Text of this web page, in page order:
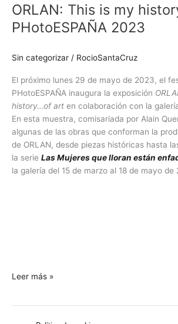
ORLAN: This is my
PHotoESPAÑA 2023
Sin categorizar / RocioSantaCruz
El próximo lunes 29 de mayo de 2023, el
PHotoESPAÑA inaugura la exposición
history…of art en colaboración con la
En esta muestra, comisariada por Alain
algunas de las obras que conforman la
de ORLAN, desde piezas históricas hasta
la serie Las Mujeres que lloran están
la galería del 15 de marzo al 18 de mayo de
is
my
history…
art,
2023
Leer más »